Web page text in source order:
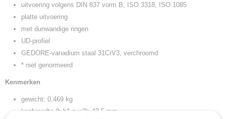
0,47 Kg
Afmetingen (l,b,h)
35,50 x 5 x 1,50 cm
uitvoering volgens DIN 837 vorm B, ISO 3318, ISO 1085
platte uitvoering
met dunwandige ringen
UD-profiel
GEDORE-vanadium staal 31CrV3, verchroomd
* niet genormeerd
Kenmerken
gewicht: 0,469 kg
kopbreedte (b b1 n w3): 43,5 mm